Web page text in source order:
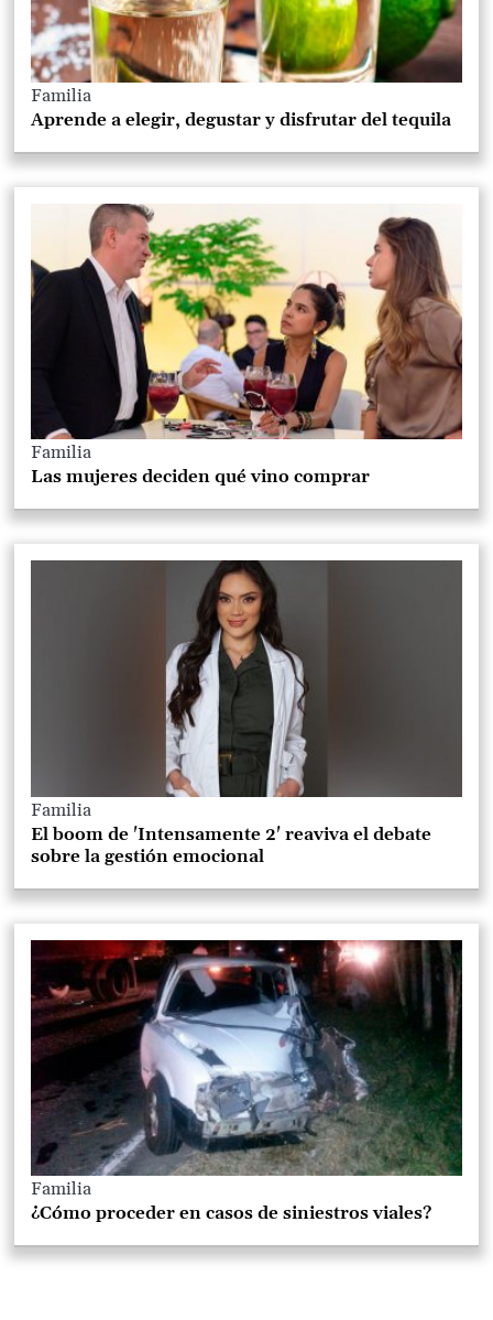
Familia
Aprende a elegir, degustar y disfrutar del tequila
Familia
Las mujeres deciden qué vino comprar
Familia
El boom de 'Intensamente 2' reaviva el debate
sobre la gestión emocional
Familia
¿Cómo proceder en casos de siniestros viales?